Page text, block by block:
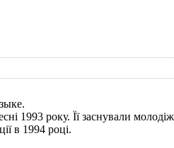
року. Її заснували
в 1994 році.